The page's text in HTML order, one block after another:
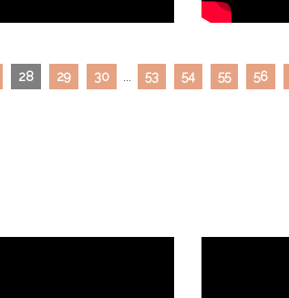
28 29 30 53 54 55 56